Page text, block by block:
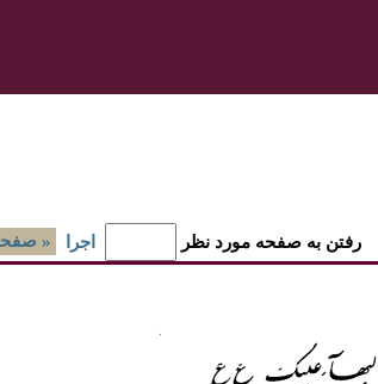
صفحه قبل » رفتن به صفحه مورد نظر
اجرا